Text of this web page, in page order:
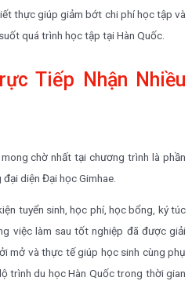
thực giúp giảm bớt chi phí học tập và
quá trình học tập tại Hàn Quốc.
Tiếp Nhận Nhiều
chờ nhất tại chương trình là phần
diện Đại học Gimhae.
tuyển sinh, học phí, học bổng, ký túc
việc làm sau tốt nghiệp đã được giải
mở và thực tế giúp học sinh cùng phụ
trình du học Hàn Quốc trong thời gian